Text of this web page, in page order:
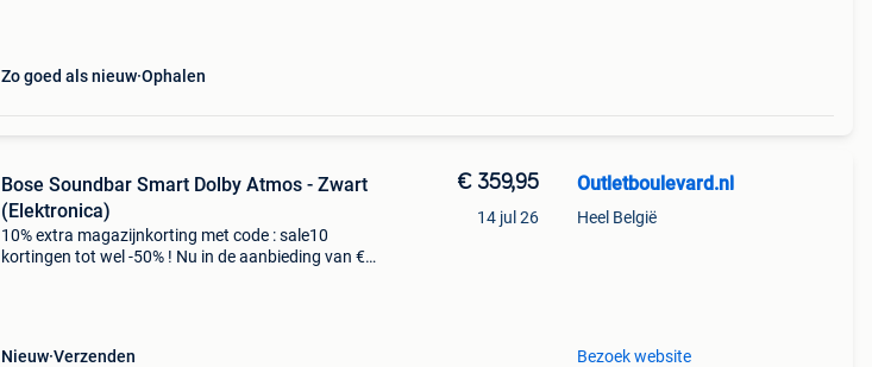
Zo goed als nieuw Ophalen
Bose Soundbar Smart Dolby Atmos - Zwart
(Elektronica)
10% extra magazijnkorting met code : sale10
kortingen tot wel -50% ! Nu in de aanbieding van €
Nieuw Verzenden
€ 359,95
14 jul 26
Outletboulevard.nl
Heel België
Bezoek website